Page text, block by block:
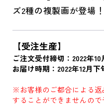
ズ2種の複製画が登場！
【受注生産】
ご注文受付締切：2022年
お届け時期：2022年12月下
※お客様のご都合による
することができませんので